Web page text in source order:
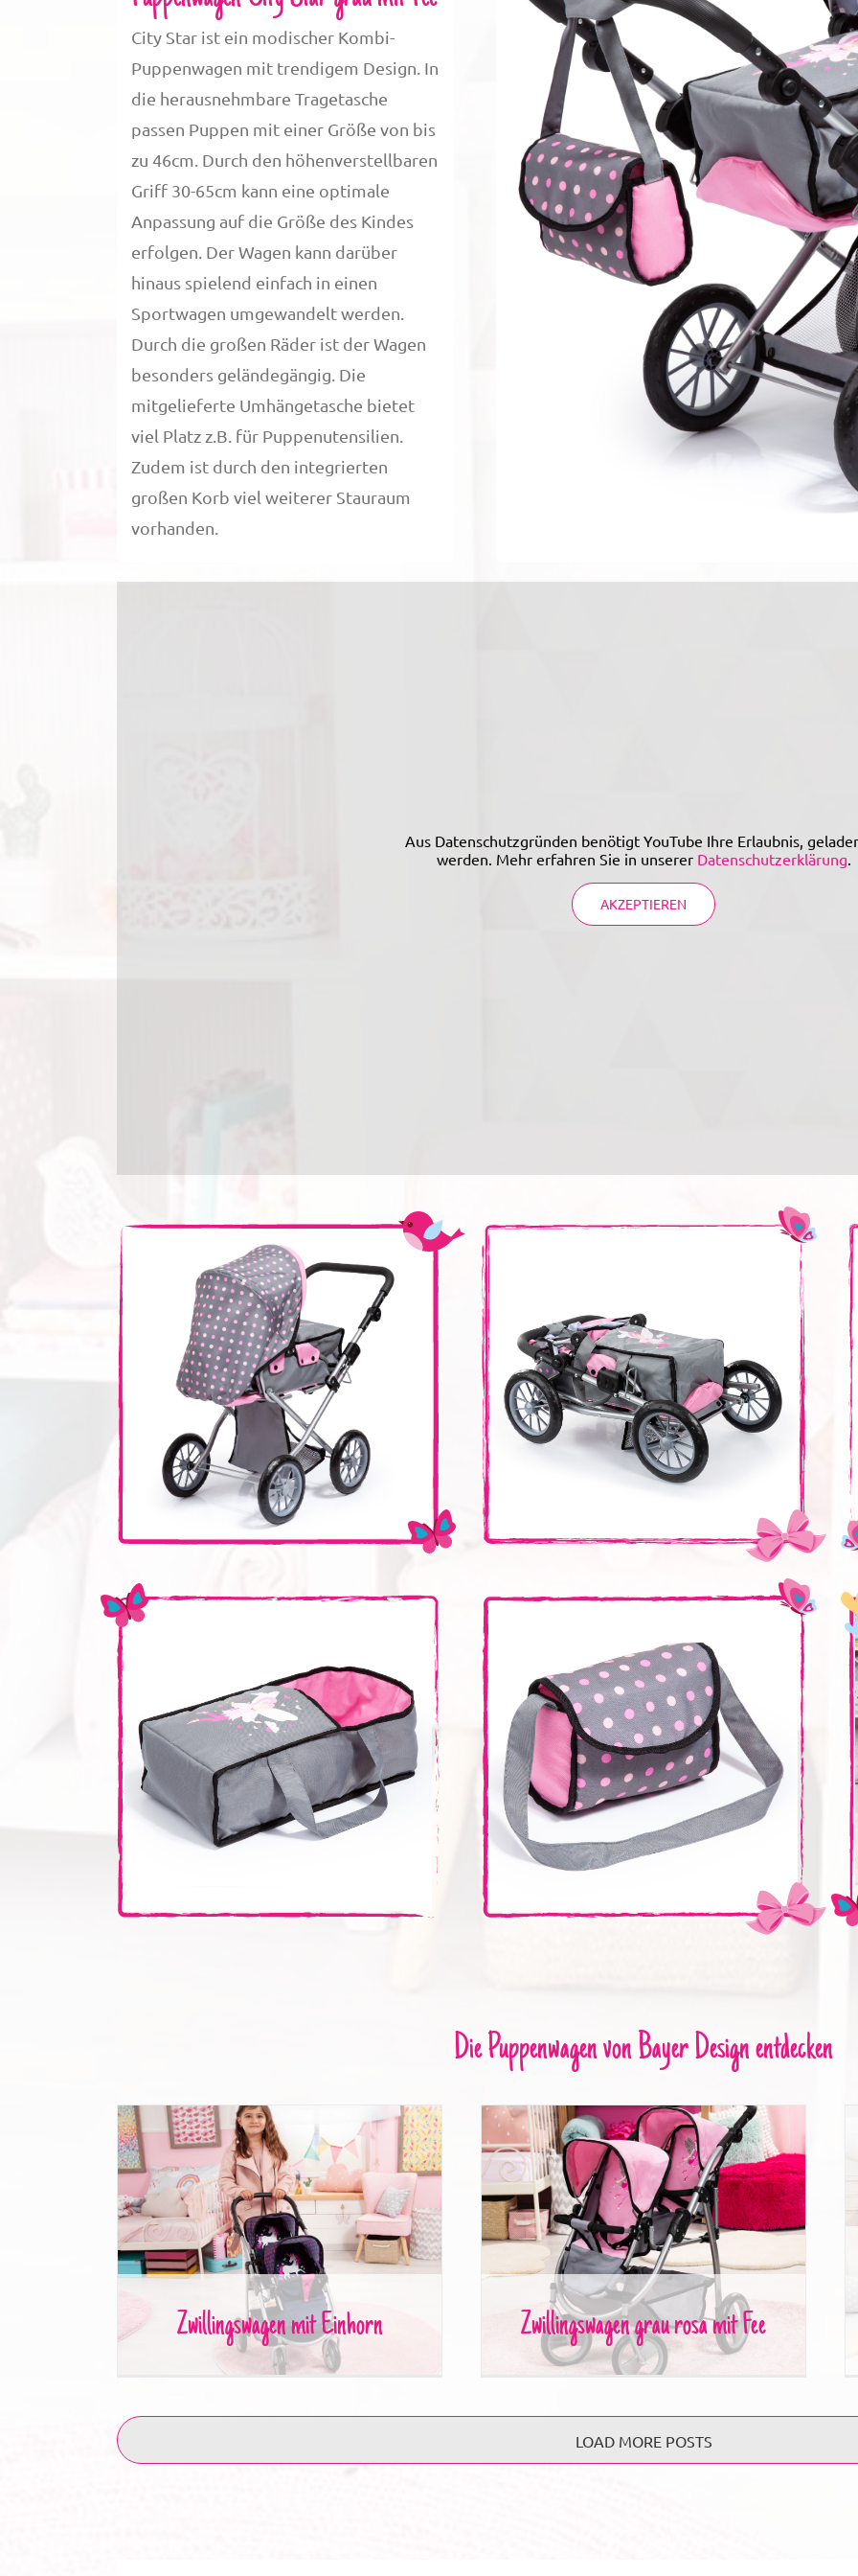
City Star ist ein modischer Kombi-
Puppenwagen mit trendigem Design. In
die herausnehmbare Tragetasche
passen Puppen mit einer Größe von bis
zu 46cm. Durch den höhenverstellbaren
Griff 30-65cm kann eine optimale
Anpassung auf die Größe des Kindes
erfolgen. Der Wagen kann darüber
hinaus spielend einfach in einen
Sportwagen umgewandelt werden.
Durch die großen Räder ist der Wagen
besonders geländegängig. Die
mitgelieferte Umhängetasche bietet
viel Platz z.B. für Puppenutensilien.
Zudem ist durch den integrierten
großen Korb viel weiterer Stauraum
vorhanden.
Aus Datenschutzgründen benötigt YouTube Ihre Erlaubnis,
werden. Mehr erfahren Sie in unserer Datenschutzerklärung
AKZEPTIEREN
Die Puppenwagen von Bayer Design entdecken
Zwillingswagen mit Einhorn
Zwillingswagen mit Einhorn
Zwillingswagen grau rosa mit Fee
Zwillingswagen grau rosa mit Fee
LOAD MORE POSTS